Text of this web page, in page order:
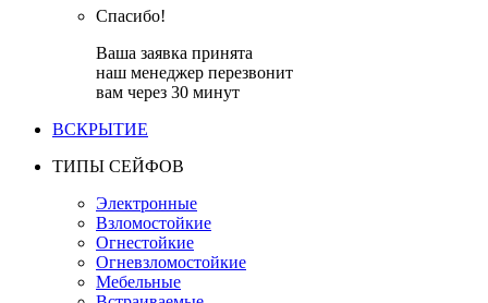
Спасибо!
Ваша заявка принята
наш менеджер перезвонит
вам через 30 минут
ВСКРЫТИЕ
ТИПЫ СЕЙФОВ
Электронные
Взломостойкие
Огнестойкие
Огневзломостойкие
Мебельные